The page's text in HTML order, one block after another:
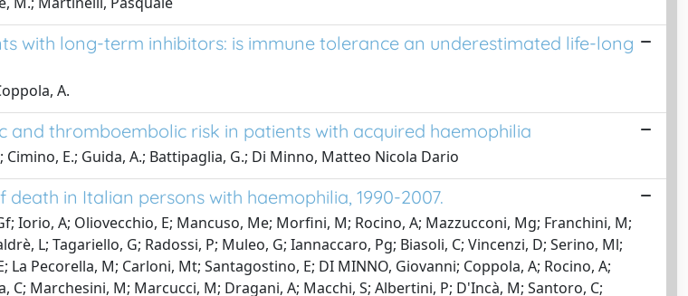
with long-term inhibitors: is immune tolerance an underestimated life-long
A.
and thromboembolic risk in patients with acquired haemophilia
Cimino, E.; Guida, A.; Battipaglia, G.; Di Minno, Matteo Nicola Dario
in Italian persons with haemophilia, 1990-2007.
Iorio, A; Oliovecchio, E; Mancuso, Me; Morfini, M; Rocino, A; Mazzucconi, Mg; Franchini, M;
L; Tagariello, G; Radossi, P; Muleo, G; Iannaccaro, Pg; Biasoli, C; Vincenzi, D; Serino, Ml;
La Pecorella, M; Carloni, Mt; Santagostino, E; DI MINNO, Giovanni; Coppola, A; Rocino, A;
C; Marchesini, M; Marcucci, M; Dragani, A; Macchi, S; Albertini, P; D'Incà, M; Santoro, C;